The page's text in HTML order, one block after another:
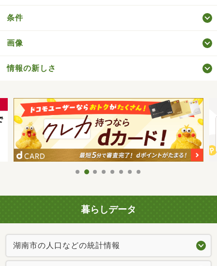
条件
画像
情報の新しさ
暮らしデータ
湖南市の人口などの統計情報